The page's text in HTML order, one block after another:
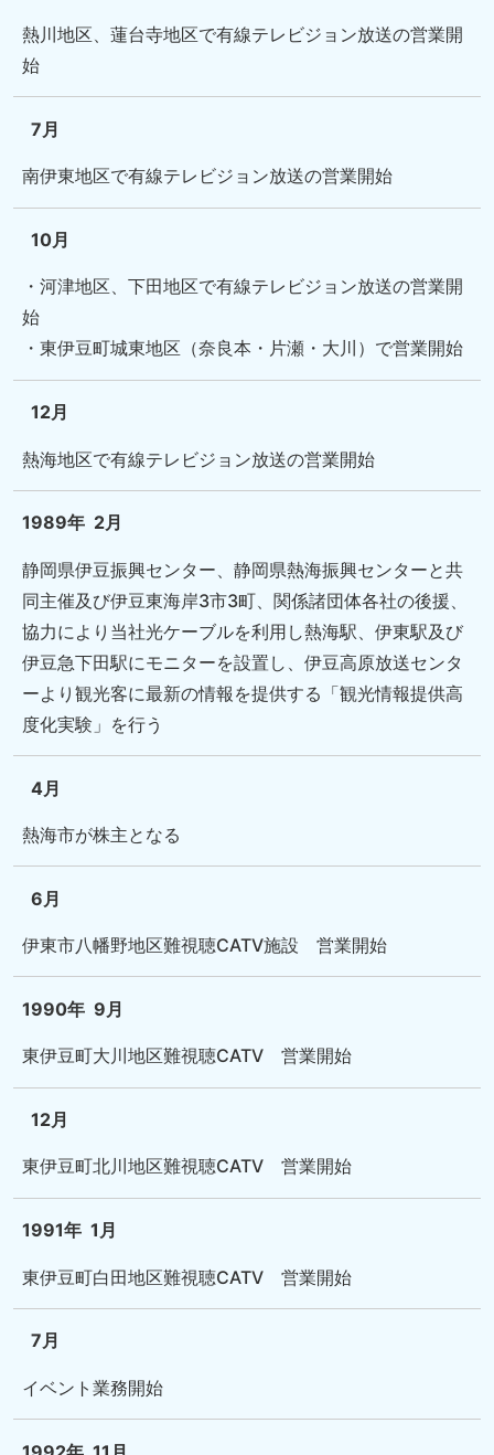
熱川地区、蓮台寺地区で有線テレビジョン放送の営業開
始
7月
南伊東地区で有線テレビジョン放送の営業開始
10月
・河津地区、下田地区で有線テレビジョン放送の営業開
始
・東伊豆町城東地区（奈良本・片瀬・大川）で営業開始
12月
熱海地区で有線テレビジョン放送の営業開始
1989年 2月
静岡県伊豆振興センター、静岡県熱海振興センターと共
同主催及び伊豆東海岸3市3町、関係諸団体各社の後援、
協力により当社光ケーブルを利用し熱海駅、伊東駅及び
伊豆急下田駅にモニターを設置し、伊豆高原放送センタ
ーより観光客に最新の情報を提供する「観光情報提供高
度化実験」を行う
4月
熱海市が株主となる
6月
伊東市八幡野地区難視聴CATV施設 営業開始
1990年 9月
東伊豆町大川地区難視聴CATV 営業開始
12月
東伊豆町北川地区難視聴CATV 営業開始
1991年 1月
東伊豆町白田地区難視聴CATV 営業開始
7月
イベント業務開始